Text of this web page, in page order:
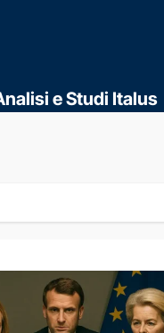
e Studi Italus